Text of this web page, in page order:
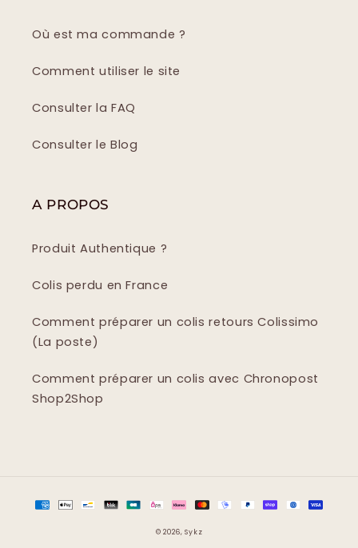
Où est ma commande ?
Comment utiliser le site
Consulter la FAQ
Consulter le Blog
A PROPOS
Produit Authentique ?
Colis perdu en France
Comment préparer un colis retours Colissimo
(La poste)
Comment préparer un colis avec Chronopost
Shop2Shop
Moyens
© 2026,Sykz